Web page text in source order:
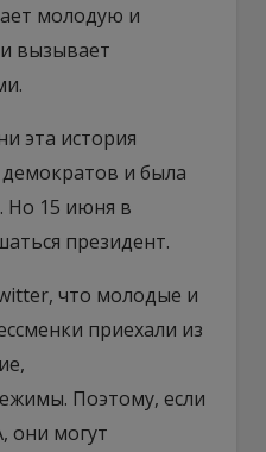
молодую и
вызывает
эта история
и была
Но 15 июня в
президент.
что молодые и
приехали из
Поэтому, если
они могут